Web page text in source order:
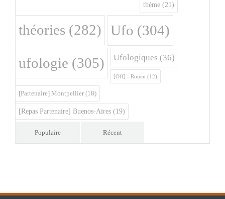
théme (21)
théories (282) Ufo (304)
ufologie (305) Ufologiques (36)
[Off] - Rouen (12)
[Partenaire] Montpellier (18)
[Repas Partenaire] Buenos-Aires (19)
Populaire Récent